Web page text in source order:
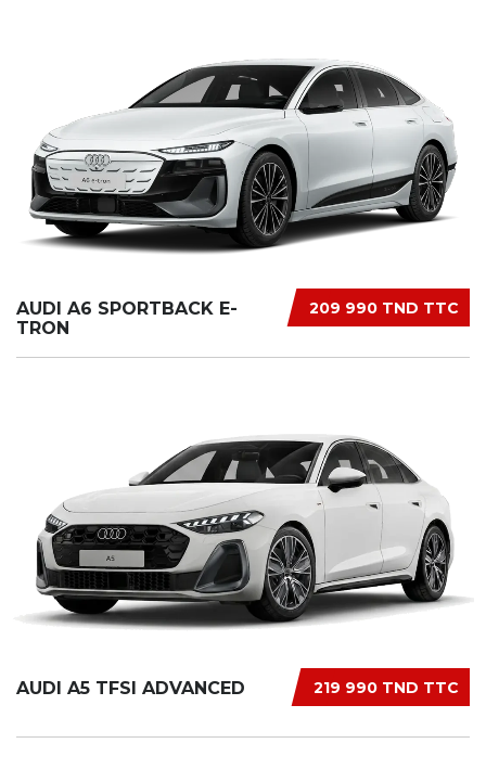
209 990 TND TTC
AUDI A6 SPORTBACK E-
TRON
219 990 TND TTC
AUDI A5 TFSI ADVANCED